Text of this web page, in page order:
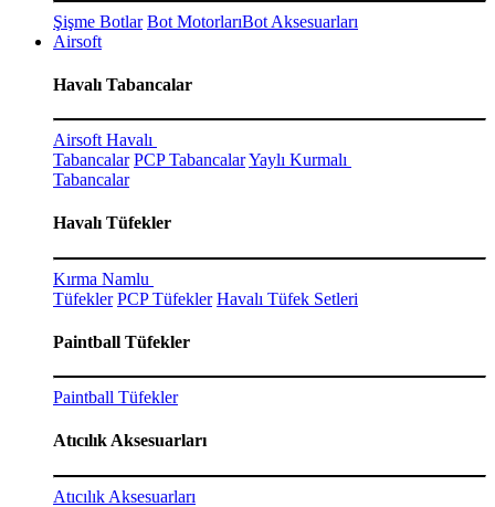
Şişme Botlar Bot MotorlarıBot Aksesuarları
Airsoft
Havalı Tabancalar
Airsoft Havalı
Tabancalar PCP TabancalarYaylı Kurmalı
Tabancalar
Havalı Tüfekler
Kırma Namlu
Tüfekler PCP Tüfekler Havalı Tüfek Setleri
Paintball Tüfekler
Paintball Tüfekler
Atıcılık Aksesuarları
Atıcılık Aksesuarları